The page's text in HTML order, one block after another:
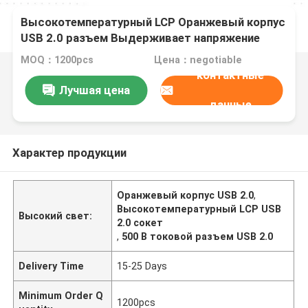
Высокотемпературный LCP Оранжевый корпус
USB 2.0 разъем Выдерживает напряжение
500В AC
MOQ：1200pcs Цена：negotiable
Лучшая цена
контактные
данные
Характер продукции
Высокий свет:
Оранжевый корпус USB 2.0,
Высокотемпературный LCP USB
2.0 сокет
, 500 В токовой разъем USB 2.0
Delivery Time 15-25 Days
Minimum Order Q
1200pcs